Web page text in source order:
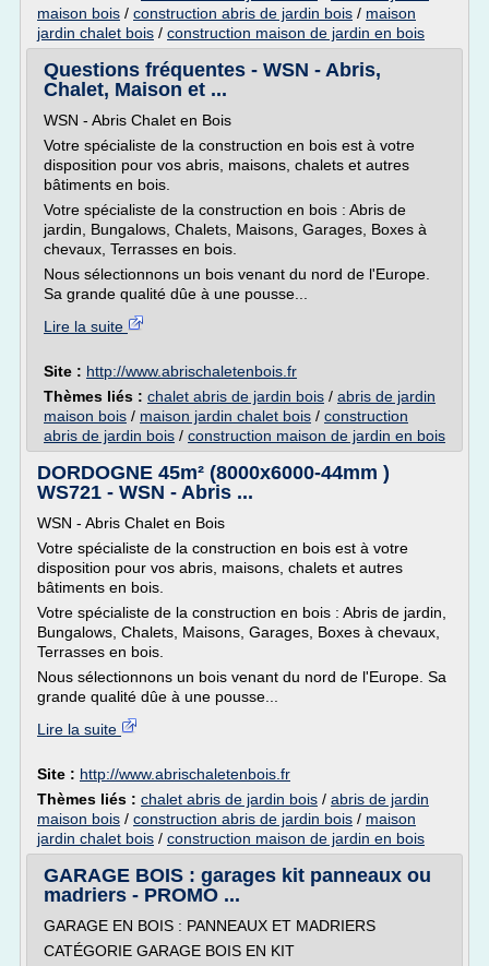
maison bois / construction abris de jardin bois / maison
jardin chalet bois / construction maison de jardin en bois
Questions fréquentes - WSN - Abris,
Chalet, Maison et ...
WSN - Abris Chalet en Bois
Votre spécialiste de la construction en bois est à votre
disposition pour vos abris, maisons, chalets et autres
bâtiments en bois.
Votre spécialiste de la construction en bois : Abris de
jardin, Bungalows, Chalets, Maisons, Garages, Boxes à
chevaux, Terrasses en bois.
Nous sélectionnons un bois venant du nord de l'Europe.
Sa grande qualité dûe à une pousse...
Lire la suite
Site : http://www.abrischaletenbois.fr
Thèmes liés : chalet abris de jardin bois / abris de jardin
maison bois / maison jardin chalet bois / construction
abris de jardin bois / construction maison de jardin en bois
DORDOGNE 45m² (8000x6000-44mm )
WS721 - WSN - Abris ...
WSN - Abris Chalet en Bois
Votre spécialiste de la construction en bois est à votre
disposition pour vos abris, maisons, chalets et autres
bâtiments en bois.
Votre spécialiste de la construction en bois : Abris de jardin,
Bungalows, Chalets, Maisons, Garages, Boxes à chevaux,
Terrasses en bois.
Nous sélectionnons un bois venant du nord de l'Europe. Sa
grande qualité dûe à une pousse...
Lire la suite
Site : http://www.abrischaletenbois.fr
Thèmes liés : chalet abris de jardin bois / abris de jardin
maison bois / construction abris de jardin bois / maison
jardin chalet bois / construction maison de jardin en bois
GARAGE BOIS : garages kit panneaux ou
madriers - PROMO ...
GARAGE EN BOIS : PANNEAUX ET MADRIERS
CATÉGORIE GARAGE BOIS EN KIT